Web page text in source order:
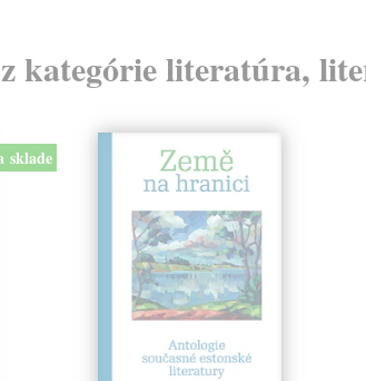
kategórie literatúra,
sklade